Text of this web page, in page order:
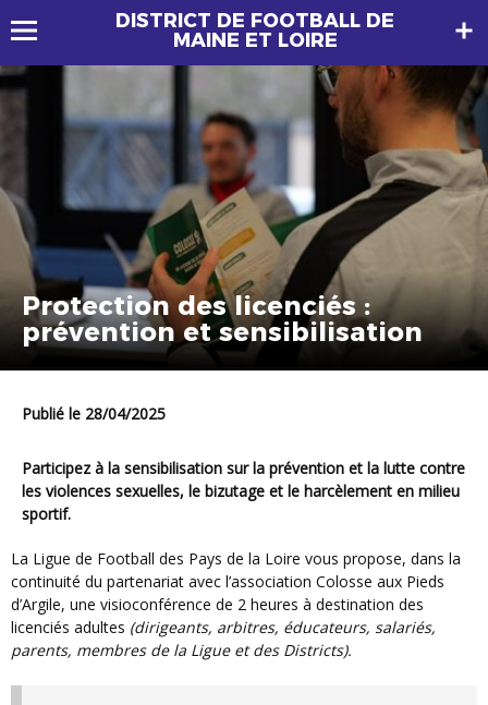
DISTRICT DE FOOTBALL DE
MAINE ET LOIRE
Protection des licenciés :
prévention et sensibilisation
Publié le 28/04/2025
Participez à la sensibilisation sur la prévention et la lutte contre
les violences sexuelles, le bizutage et le harcèlement en milieu
sportif.
La Ligue de Football des Pays de la Loire vous propose, dans la
continuité du partenariat avec l’association Colosse aux Pieds
d’Argile, une visioconférence de 2 heures à destination des
licenciés adultes (dirigeants, arbitres, éducateurs, salariés,
parents, membres de la Ligue et des Districts).